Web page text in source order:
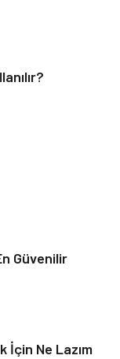
Güvenilir
İçin Ne Lazım